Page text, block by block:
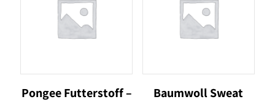
Pongee Futterstoff –
Baumwoll Sweat